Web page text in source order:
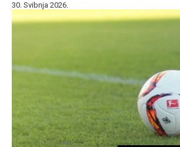
30. Svibnja 2026.